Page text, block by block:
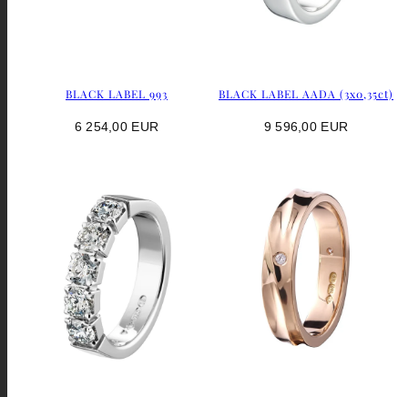
BLACK LABEL 993
Hinta
6 254,00 EUR
BLACK LABEL AADA (3x0,35ct)
Hinta
9 596,00 EUR